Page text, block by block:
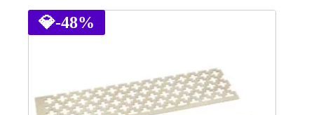
produktet
har
flere
på
produktsiden
💎-48%